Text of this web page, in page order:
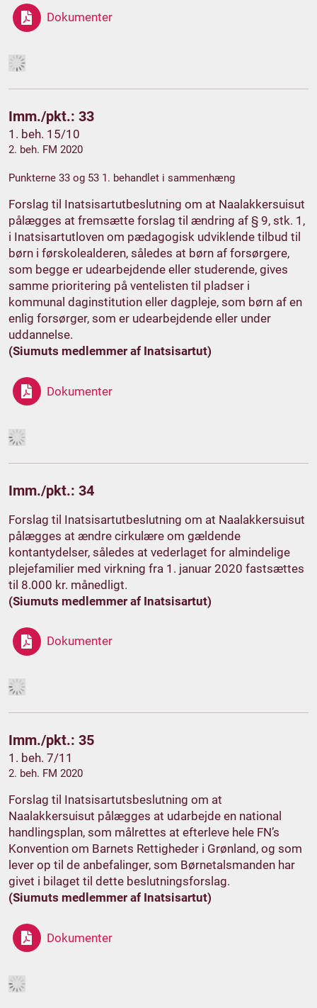
Dokumenter
Imm./pkt.: 33
1. beh. 15/10
2. beh. FM 2020
Punkterne 33 og 53 1. behandlet i sammenhæng
Forslag til Inatsisartutbeslutning om at Naalakkersuisut
pålægges at fremsætte forslag til ændring af § 9, stk. 1,
i Inatsisartutloven om pædagogisk udviklende tilbud til
børn i førskolealderen, således at børn af forsørgere,
som begge er udearbejdende eller studerende, gives
samme prioritering på ventelisten til pladser i
kommunal daginstitution eller dagpleje, som børn af en
enlig forsørger, som er udearbejdende eller under
uddannelse.
(Siumuts medlemmer af Inatsisartut)
Dokumenter
Imm./pkt.: 34
Forslag til Inatsisartutbeslutning om at Naalakkersuisut
pålægges at ændre cirkulære om gældende
kontantydelser, således at vederlaget for almindelige
plejefamilier med virkning fra 1. januar 2020 fastsættes
til 8.000 kr. månedligt.
(Siumuts medlemmer af Inatsisartut)
Dokumenter
Imm./pkt.: 35
1. beh. 7/11
2. beh. FM 2020
Forslag til Inatsisartutsbeslutning om at
Naalakkersuisut pålægges at udarbejde en national
handlingsplan, som målrettes at efterleve hele FN’s
Konvention om Barnets Rettigheder i Grønland, og som
lever op til de anbefalinger, som Børnetalsmanden har
givet i bilaget til dette beslutningsforslag.
(Siumuts medlemmer af Inatsisartut)
Dokumenter